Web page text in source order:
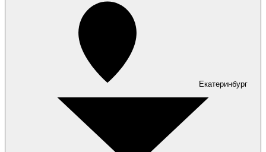
Екатеринбург